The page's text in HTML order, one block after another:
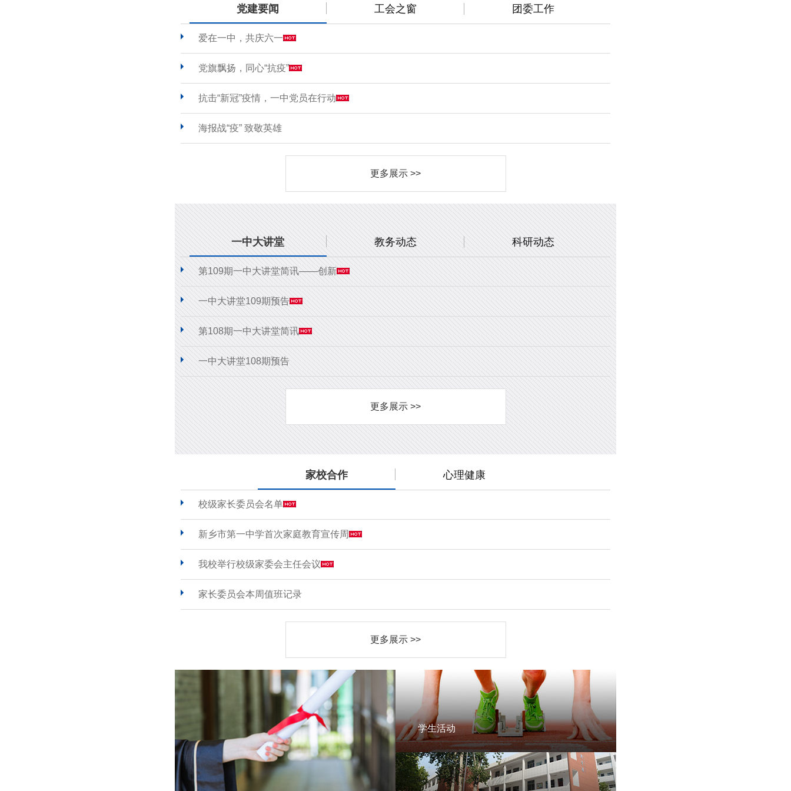
党建要闻 工会之窗 团委工作
爱在一中，共庆六一
党旗飘扬，同心“抗疫”
抗击“新冠”疫情，一中党员在行动
海报战“疫” 致敬英雄
更多展示 >>
一中大讲堂 教务动态 科研动态
第109期一中大讲堂简讯——创新
一中大讲堂109期预告
第108期一中大讲堂简讯
一中大讲堂108期预告
更多展示 >>
家校合作 心理健康
校级家长委员会名单
新乡市第一中学首次家庭教育宣传周
我校举行校级家委会主任会议
家长委员会本周值班记录
更多展示 >>
学生活动
学生活动